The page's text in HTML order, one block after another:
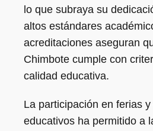
lo que subraya su
altos estándares
acreditaciones aseguran
Chimbote cumple con
calidad educativa.
La participación en ferias
educativos ha permitido a